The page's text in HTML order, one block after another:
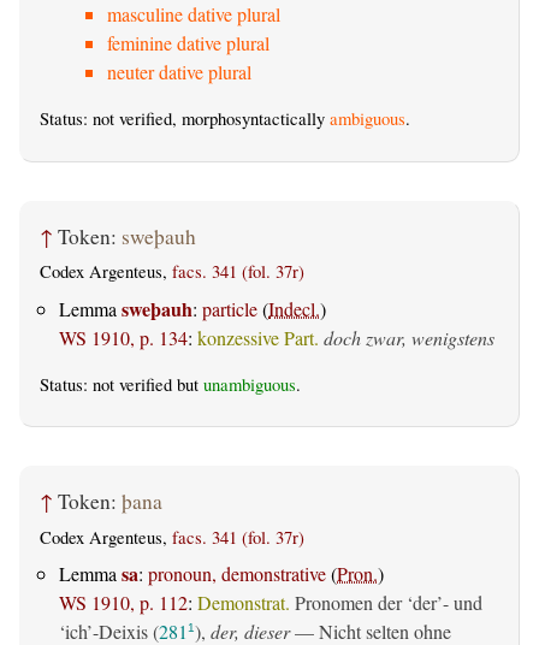
masculine dative plural
feminine dative plural
neuter dative plural
Status: not verified, morphosyntactically ambiguous.
↑ Token: sweþauh
Codex Argenteus, facs. 341 (fol. 37r)
Lemma sweþauh: particle(Indecl.)
WS 1910, p. 134: konzessive Part. doch zwar, wenigstens
Status: not verified but unambiguous.
↑ Token: þana
Codex Argenteus, facs. 341 (fol. 37r)
Lemma sa: pronoun, demonstrative(Pron.)
WS 1910, p. 112: Demonstrat. Pronomen der ‘der’- und
‘ich’-Deixis (281 1), der, dieser— Nicht selten ohne